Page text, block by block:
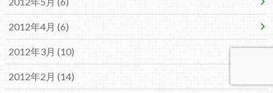
2012年4月 (6)
2012年3月 (10)
2012年2月 (14)